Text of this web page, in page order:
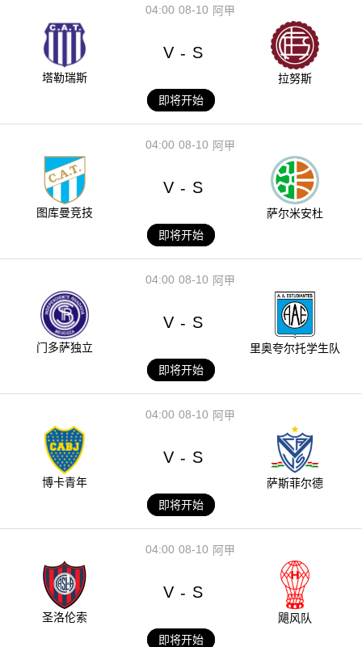
08-10
04:00 阿甲
塔勒瑞斯
V - S
拉努斯
即将开始
08-10
04:00 阿甲
图库曼竞技
V - S
萨尔米安杜
即将开始
08-10
04:00 阿甲
门多萨独立
V - S
里奥夸尔托学生队
即将开始
08-10
04:00 阿甲
博卡青年
V - S
萨斯菲尔德
即将开始
08-10
04:00 阿甲
圣洛伦索
V - S
飓风队
即将开始